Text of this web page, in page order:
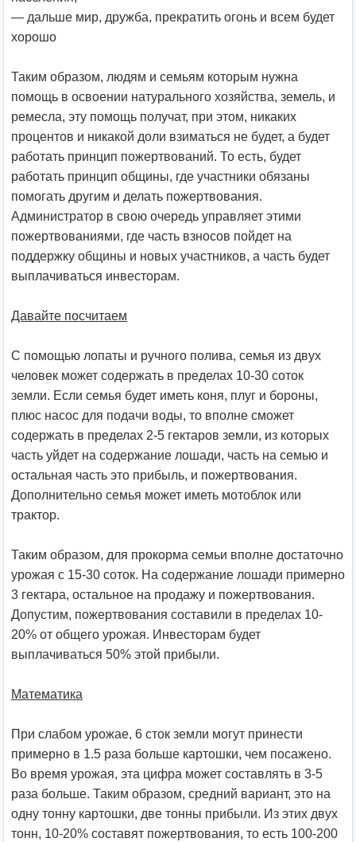
— дальше мир, дружба, прекратить огонь и всем будет
хорошо
Таким образом, людям и семьям которым нужна
помощь в освоении натурального хозяйства, земель, и
ремесла, эту помощь получат, при этом, никаких
процентов и никакой доли взиматься не будет, а будет
работать принцип пожертвований. То есть, будет
работать принцип общины, где участники обязаны
помогать другим и делать пожертвования.
Администратор в свою очередь управляет этими
пожертвованиями, где часть взносов пойдет на
поддержку общины и новых участников, а часть будет
выплачиваться инвесторам.
Давайте посчитаем
С помощью лопаты и ручного полива, семья из двух
человек может содержать в пределах 10-30 соток
земли. Если семья будет иметь коня, плуг и бороны,
плюс насос для подачи воды, то вполне сможет
содержать в пределах 2-5 гектаров земли, из которых
часть уйдет на содержание лошади, часть на семью и
остальная часть это прибыль, и пожертвования.
Дополнительно семья может иметь мотоблок или
трактор.
Таким образом, для прокорма семьи вполне достаточно
урожая с 15-30 соток. На содержание лошади примерно
3 гектара, остальное на продажу и пожертвования.
Допустим, пожертвования составили в пределах 10-
20% от общего урожая. Инвесторам будет
выплачиваться 50% этой прибыли.
Математика
При слабом урожае, 6 сток земли могут принести
примерно в 1.5 раза больше картошки, чем посажено.
Во время урожая, эта цифра может составлять в 3-5
раза больше. Таким образом, средний вариант, это на
одну тонну картошки, две тонны прибыли. Из этих двух
тонн, 10-20% составят пожертвования, то есть 100-200